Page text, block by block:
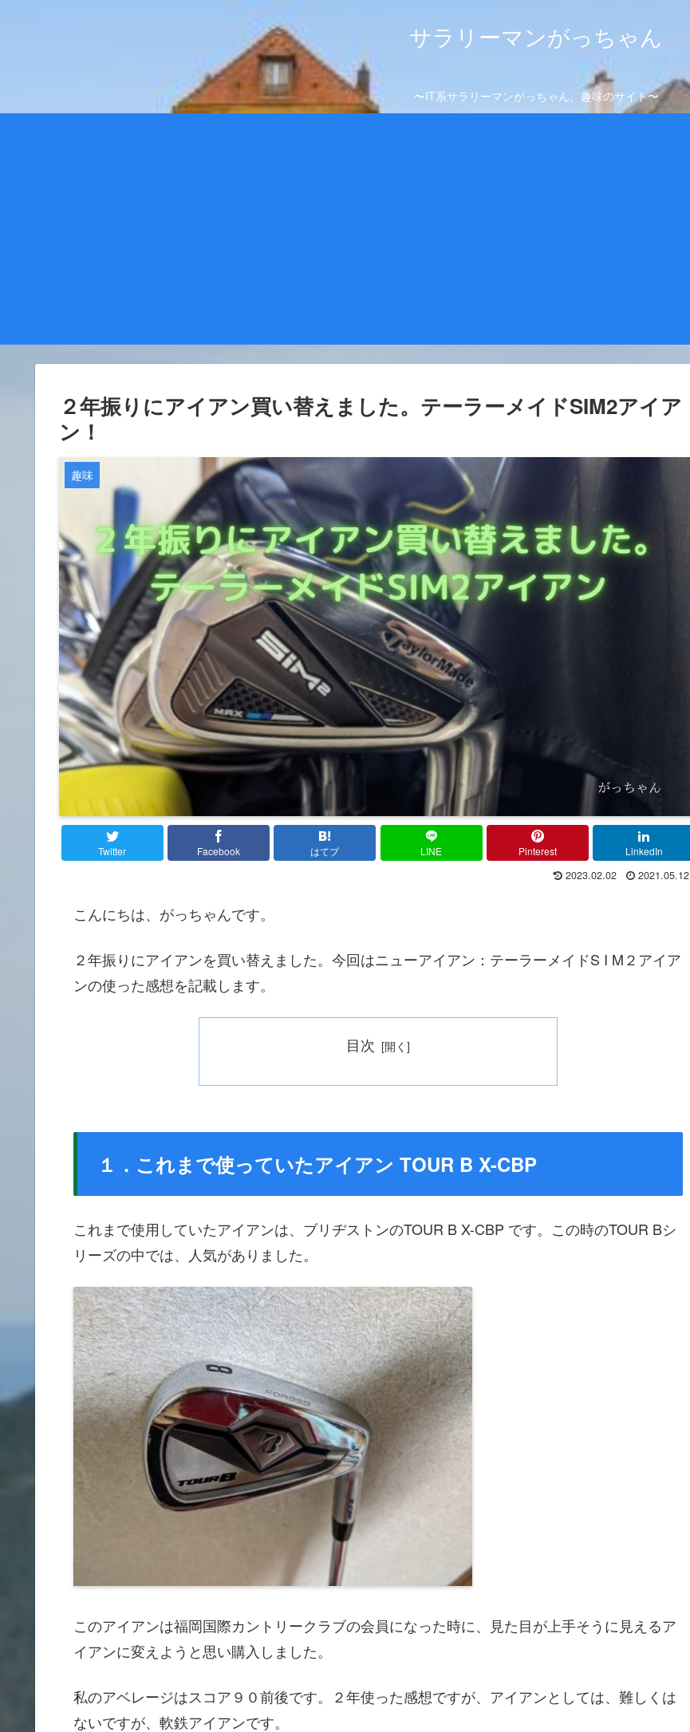
サラリーマンがっちゃん
〜IT系サラリーマンがっちゃん、趣味のサイト〜
２年振りにアイアン買い替えました。テーラーメイドSIM2アイア
ン！
趣味
Twitter Facebook はてブ LINE Pinterest LinkedIn
2023.02.02 2021.05.12
こんにちは、がっちゃんです。
２年振りにアイアンを買い替えました。今回はニューアイアン：テーラーメイドS I M２アイア
ンの使った感想を記載します。
目次
１．これまで使っていたアイアン TOUR B X-CBP
これまで使用していたアイアンは、ブリヂストンのTOUR B X-CBP です。この時のTOUR Bシ
リーズの中では、人気がありました。
このアイアンは福岡国際カントリークラブの会員になった時に、見た目が上手そうに見えるア
イアンに変えようと思い購入しました。
私のアベレージはスコア９０前後です。２年使った感想ですが、アイアンとしては、難しくは
ないですが、軟鉄アイアンです。